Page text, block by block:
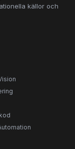
källor och